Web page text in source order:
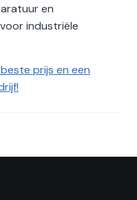
en
industriële
prijs en een